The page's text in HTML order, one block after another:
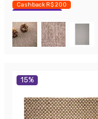
Cashback R$ 200
Economize 19%
15%